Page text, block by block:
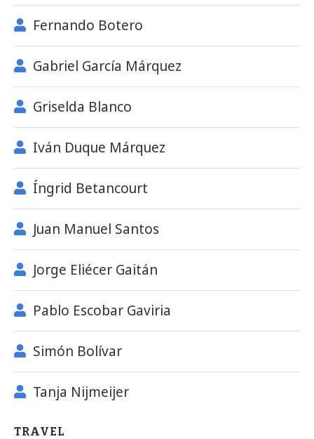
Fernando Botero
Gabriel García Márquez
Griselda Blanco
Iván Duque Márquez
Íngrid Betancourt
Juan Manuel Santos
Jorge Eliécer Gaitán
Pablo Escobar Gaviria
Simón Bolívar
Tanja Nijmeijer
TRAVEL